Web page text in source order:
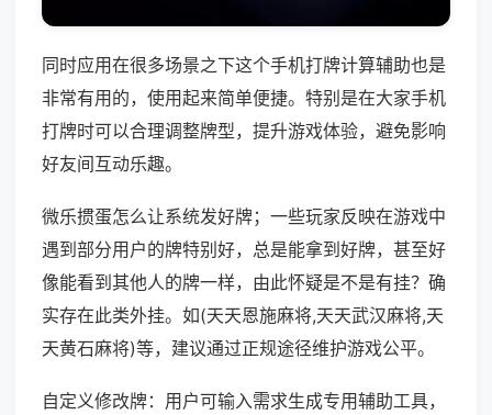
同时应用在很多场景之下这个手机打牌计算辅助也是
非常有用的，使用起来简单便捷。特别是在大家手机
打牌时可以合理调整牌型，提升游戏体验，避免影响
好友间互动乐趣。
微乐掼蛋怎么让系统发好牌；一些玩家反映在游戏中
遇到部分用户的牌特别好，总是能拿到好牌，甚至好
像能看到其他人的牌一样，由此怀疑是不是有挂？确
实存在此类外挂。如(天天恩施麻将,天天武汉麻将,天
天黄石麻将)等，建议通过正规途径维护游戏公平。
自定义修改牌：用户可输入需求生成专用辅助工具，